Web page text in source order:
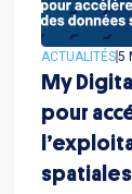
ACTUALITÉS5
My
pour